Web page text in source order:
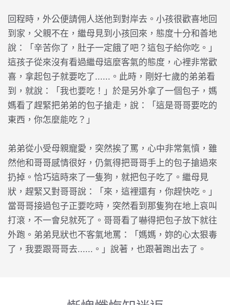
回程時，外公便請佣人送他到對岸去。小孩很歡喜地回
到家，父親不在，繼母見到小孩回來，態度十分和善地
說：「辛苦你了，肚子一定餓了吧？這包子給你吃。」
這孩子從來沒有看過繼母這麼客氣的態度，心裡非常歡
喜，拿起包子就要吃了......。此時，剛好七歲的弟弟看
到，就說：「我也要吃！」於是另外拿了一個包子，媽
媽看了趕緊把弟弟的包子搶走，說：「這是哥哥要吃的
東西，你怎麼能吃？」
弟弟從小受母親寵愛，突然挨了罵，心中非常氣憤，雖
然他和哥哥感情很好，仍氣得把哥哥手上的包子搶過來
扔掉。恰巧這時來了一隻狗，就把包子吃了。繼母見
狀，趕緊又對哥哥說：「來，這裡還有，你趕快吃。」
當哥哥接過包子正要吃時，突然看到那隻狗在地上哀叫
打滾，不一會兒就死了。哥哥看了嚇得把包子放下就往
外跑。弟弟見狀也不客氣地罵：「媽媽，妳的心太狠毒
了，我要跟哥哥去......。」說著，也跟著跑出去了。